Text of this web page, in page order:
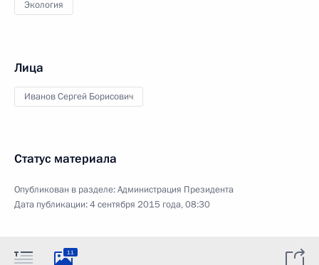
Экология
Лица
Иванов Сергей Борисович
Статус материала
Опубликован в разделе:Администрация Президента
Дата публикации:4 сентября 2015 года, 08:30
11